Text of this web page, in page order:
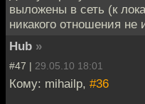
выложены в сеть (к
никакого отношения не
Hub »
#47 | 29.05.10 18:01
Кому: mihailp, #36